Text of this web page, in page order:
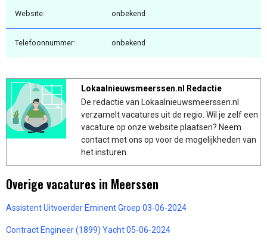
Website: onbekend
Telefoonnummer: onbekend
Lokaalnieuwsmeerssen.nl Redactie
De redactie van Lokaalnieuwsmeerssen.nl
verzamelt vacatures uit de regio. Wil je zelf een
vacature op onze website plaatsen? Neem
contact met ons op voor de mogelijkheden van
het insturen.
Overige vacatures in Meerssen
Assistent Uitvoerder Eminent Groep 03-06-2024
Contract Engineer (1899) Yacht 05-06-2024